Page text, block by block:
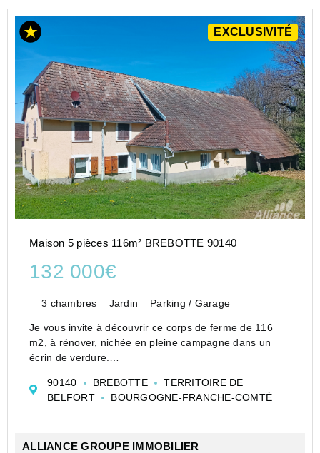
EXCLUSIVITÉ
Maison 5 pièces 116m² BREBOTTE 90140
132 000€
3 chambres Jardin Parking / Garage
Je vous invite à découvrir ce corps de ferme de 116
m2, à rénover, nichée en pleine campagne dans un
écrin de verdure.
comprend au RDC un salon séjour de 27m2 , une
cuisine de 11m2, une buanderie a...
90140 BREBOTTE
TERRITOIRE DE
BELFORT
BOURGOGNE-FRANCHE-COMTÉ
ALLIANCE GROUPE IMMOBILIER